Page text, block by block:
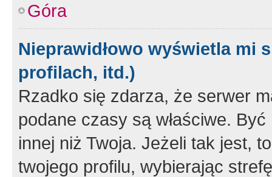
Góra
Nieprawidłowo wyświetla mi
profilach, itd.)
Rzadko się zdarza, że serwer
podane czasy są właściwe.
innej niż Twoja. Jeżeli tak jest,
twojego profilu, wybierając